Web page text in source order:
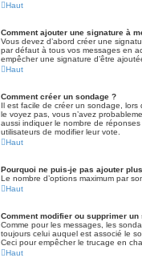
Haut
Comment ajouter une signature à
Vous devez d’abord créer une
par défaut à tous vos messages en
empêcher une signature d’être
Haut
Comment créer un sondage ?
Il est facile de créer un sondage, lors
le voyez pas, vous n’avez
aussi indiquer le nombre de
utilisateurs de modifier leur vote.
Haut
Pourquoi ne puis-je pas ajouter
Le nombre d’options maximum par
Haut
Comment modifier ou supprimer un
Comme pour les messages, les
toujours celui auquel est associé le
Ceci pour empêcher le trucage en
Haut